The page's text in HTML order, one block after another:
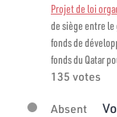
Projet de loi
de siège entre
fonds de
fonds du Qatar
135 votes
Absent